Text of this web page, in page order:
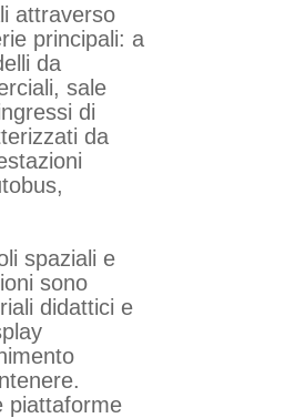
attraverso
principali: a
da
sale
di
da
spaziali e
sono
didattici e
piattaforme